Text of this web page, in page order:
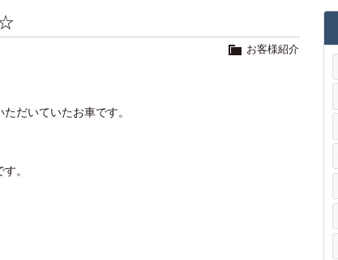
お客様紹介
だいていたお車です。
。